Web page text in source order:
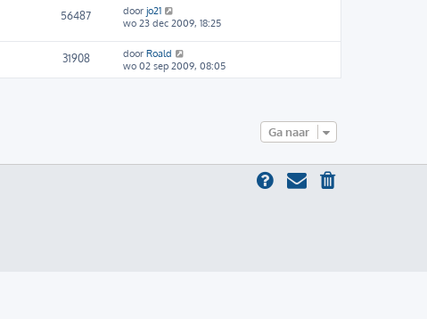
56487 door jo21
wo 23 dec 2009, 18:25
31908 door Roald
wo 02 sep 2009, 08:05
Ga naar